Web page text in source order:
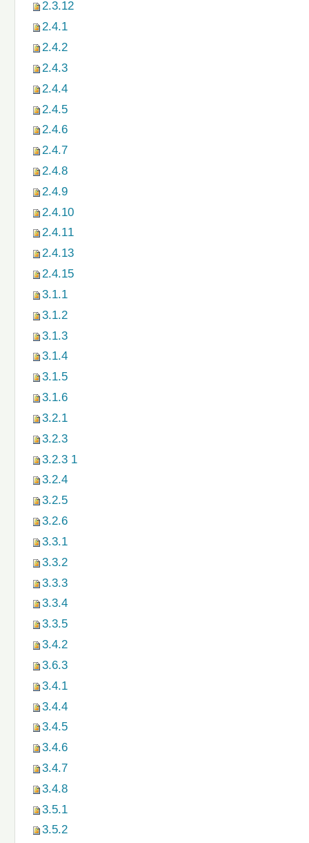
2.3.12
2.4.1
2.4.2
2.4.3
2.4.4
2.4.5
2.4.6
2.4.7
2.4.8
2.4.9
2.4.10
2.4.11
2.4.13
2.4.15
3.1.1
3.1.2
3.1.3
3.1.4
3.1.5
3.1.6
3.2.1
3.2.3
3.2.3 1
3.2.4
3.2.5
3.2.6
3.3.1
3.3.2
3.3.3
3.3.4
3.3.5
3.4.2
3.6.3
3.4.1
3.4.4
3.4.5
3.4.6
3.4.7
3.4.8
3.5.1
3.5.2